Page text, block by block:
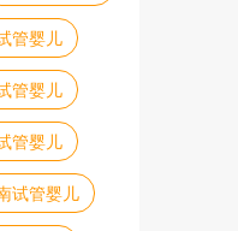
管婴儿
管婴儿
管婴儿
试管婴儿